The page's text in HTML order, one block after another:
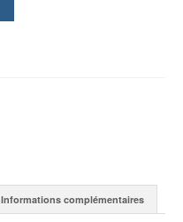
Informations complémentaires